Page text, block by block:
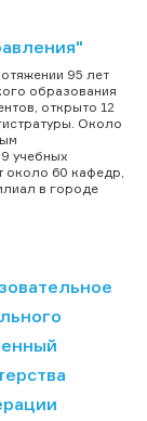
95 лет
образования
открыто 12
Около
учебных
около 60 кафедр,
в городе